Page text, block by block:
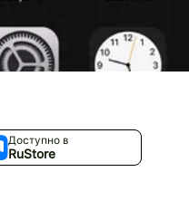
Доступно в
RuStore